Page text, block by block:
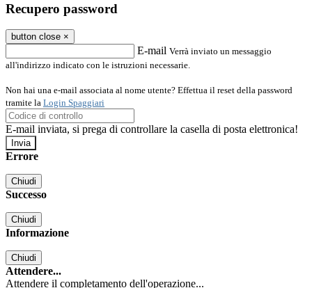
Recupero password
button close ×
E-mail Verrà inviato un messaggio
all'indirizzo indicato con le istruzioni necessarie.
Non hai una e-mail associata al nome utente? Effettua il reset della password
tramite la Login Spaggiari
E-mail inviata, si prega di controllare la casella di posta elettronica!
Errore
Chiudi
Successo
Chiudi
Informazione
Chiudi
Attendere...
Attendere il completamento dell'operazione...